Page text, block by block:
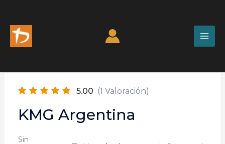
5.00 (1 Valoración)
KMG Argentina
Sin